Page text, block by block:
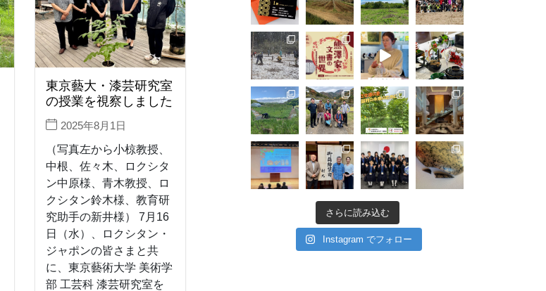
東京藝大・漆芸研究室
の授業を視察しました
2025年8月1日
（写真左から小椋教授、
中根、佐々木、ロクシタ
ン中原様、青木教授、ロ
クシタン鈴木様、教育研
究助手の新井様） 7月16
日（水）、ロクシタン・
ジャポンの皆さまと共
に、東京藝術大学 美術学
部 工芸科 漆芸研究室を
さらに読み込む
Instagram でフォロー